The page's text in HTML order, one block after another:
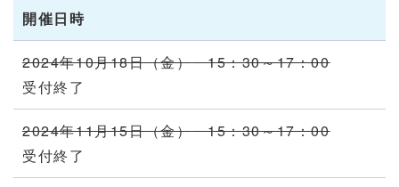
開催日時
2024年10月18日（金）15：30～17：00
受付終了
2024年11月15日（金）15：30～17：00
受付終了